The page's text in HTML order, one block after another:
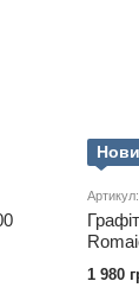
1 980